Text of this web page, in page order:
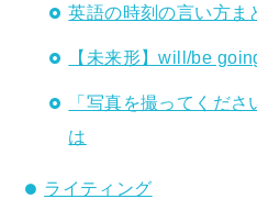
英語の時刻の言い方ま
【未来形】will/be
「写真を撮ってくだ
は
ライティング